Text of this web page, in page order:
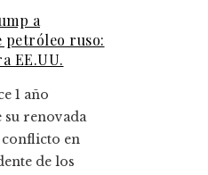
a
petróleo ruso:
EE.UU.
1 año
su renovada
conflicto en
de los